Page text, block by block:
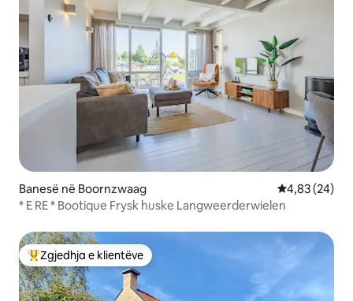
Banesë në Boornzwaag Vlerësimi
4,83 (24)
* E RE * Bootique Frysk huske Langweerderwielen
Më të mirat e zgjedhjeve të klientëve
Zgjedhja e klientëve